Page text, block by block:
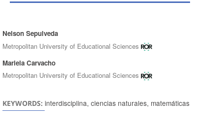
Authors
Nelson Sepulveda
Metropolitan University of Educational Sciences
Mariela Carvacho
Metropolitan University of Educational Sciences
KEYWORDS: interdisciplina, ciencias naturales, matemáticas